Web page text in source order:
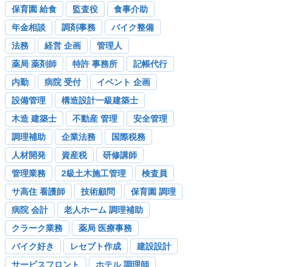
保育園 給食
監査役
食事介助
年金相談
調剤事務
バイク整備
法務
経営 企画
管理人
薬局 薬剤師
特許 事務所
記帳代行
内勤
病院 受付
イベント 企画
設備管理
構造設計一級建築士
木造 建築士
不動産 管理
安全管理
調理補助
企業法務
国際税務
人材開発
資産税
研修講師
管理業務
2級土木施工管理
検査員
サ高住 看護師
技術顧問
保育園 調理
病院 会計
老人ホーム 調理補助
クラーク業務
薬局 医療事務
バイク好き
レセプト作成
建設設計
サービスフロント
ホテル 調理師